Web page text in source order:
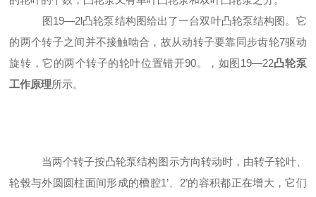
图19—2l凸轮泵结构图给出了一台双叶凸轮泵结构图。它
的两个转子之间并不接触啮合，故从动转子要靠同步齿轮7驱动
旋转，它的两个转子的轮叶位置错开90。，如图19—22凸轮泵
工作原理所示。
当两个转子按凸轮泵结构图示方向转动时，由转子轮叶、
轮毂与外圆圆柱面间形成的槽腔1’、2’的容积都正在增大，它们